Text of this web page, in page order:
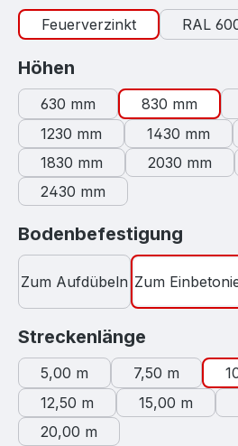
Feuerverzinkt RAL
Höhen
630 mm 830 mm
1230 mm
1430 mm
1830 mm
2030 mm
2430 mm
Bodenbefestigung
Zum Aufdübeln Zum
Streckenlänge
5,00 m 7,50 m
12,50 m
15,00 m
20,00 m